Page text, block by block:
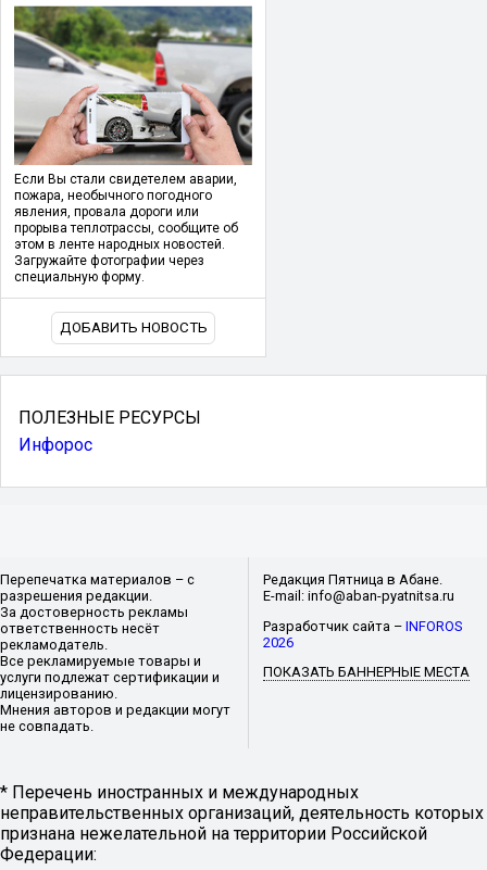
Если Вы стали свидетелем аварии,
пожара, необычного погодного
явления, провала дороги или
прорыва теплотрассы, сообщите об
этом в ленте народных новостей.
Загружайте фотографии через
специальную форму.
ДОБАВИТЬ НОВОСТЬ
ПОЛЕЗНЫЕ РЕСУРСЫ
Инфорос
Перепечатка материалов – с
разрешения редакции.
За достоверность рекламы
ответственность несёт
рекламодатель.
Все рекламируемые товары и
услуги подлежат сертификации и
лицензированию.
Мнения авторов и редакции могут
не совпадать.
Редакция Пятница в Абане.
E-mail: info@aban-pyatnitsa.ru
Разработчик сайта –INFOROS
2026
ПОКАЗАТЬ БАННЕРНЫЕ МЕСТА
* Перечень иностранных и международных
неправительственных организаций, деятельность которых
признана нежелательной на территории Российской
Федерации: